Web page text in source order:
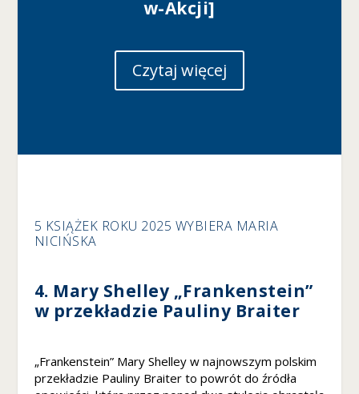
w-Akcji]
Czytaj więcej
5 KSIĄŻEK ROKU 2025 WYBIERA MARIA
NICIŃSKA
4. Mary Shelley „Frankenstein”
w przekładzie Pauliny Braiter
„Frankenstein” Mary Shelley w najnowszym polskim
przekładzie Pauliny Braiter to powrót do źródła
d
c
a
s
o
n
st
r
wi